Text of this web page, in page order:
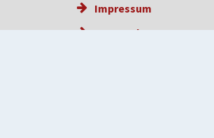
Impressum
Datenschutz